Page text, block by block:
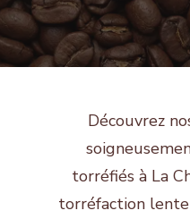
Découvrez
torréfiés à La
torréfaction